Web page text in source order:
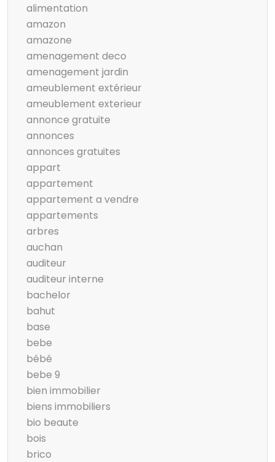
alimentation
amazon
amazone
amenagement deco
amenagement jardin
ameublement extérieur
ameublement exterieur
annonce gratuite
annonces
annonces gratuites
appart
appartement
appartement a vendre
appartements
arbres
auchan
auditeur
auditeur interne
bachelor
bahut
base
bebe
bébé
bebe 9
bien immobilier
biens immobiliers
bio beaute
bois
brico